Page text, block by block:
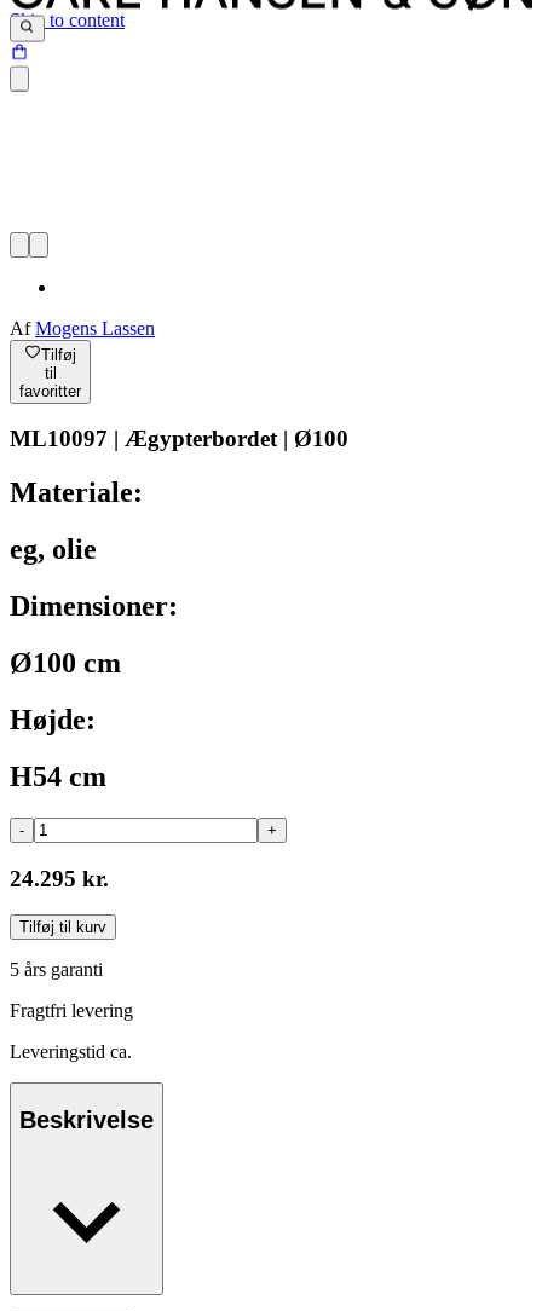
Skip to content
AfMogens Lassen
Tilføj
til
favoritter
ML10097 | Ægypterbordet | Ø100
Materiale:
eg, olie
Dimensioner:
Ø100 cm
Højde:
H54 cm
- +
24.295 kr.
Tilføj til kurv
5 års garanti
Fragtfri levering
Leveringstid ca.
Beskrivelse